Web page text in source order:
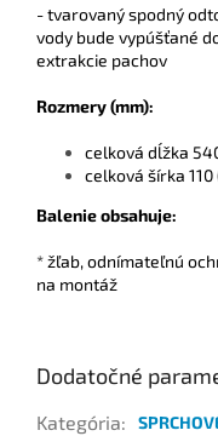
- tvarovaný spodný
vody bude vypúšťané
extrakcie pachov
Rozmery (mm):
celková dĺžka
celková šírka
Balenie obsahuje:
* žľab, odnímateľnú
na montáž
Dodatočné
Kategória: